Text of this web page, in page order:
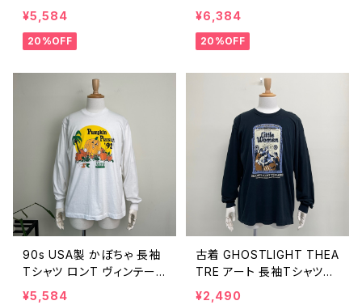
ンT ヴィンテージ 黒 ブラッ
ク 狼 動物 00s Y2K ビン
テージ XL 25102009
¥5,584
20%OFF
テージ 古着 チーター パン
ダ ゴリラ コアラ クジラ イ
ルカ キツネ 亀 鳥 白 ホワイ
ビンテージ L 25102008
¥6,384
20%OFF
90s USA製 かぼちゃ 長袖
Tシャツ ロンT ヴィンテー
ジ 古着 1992年 パンプキン
¥5,584
古着 GHOSTLIGHT THEA
TRE アート 長袖Tシャツ
黒 ブラック 映画 ムービー
¥2,490